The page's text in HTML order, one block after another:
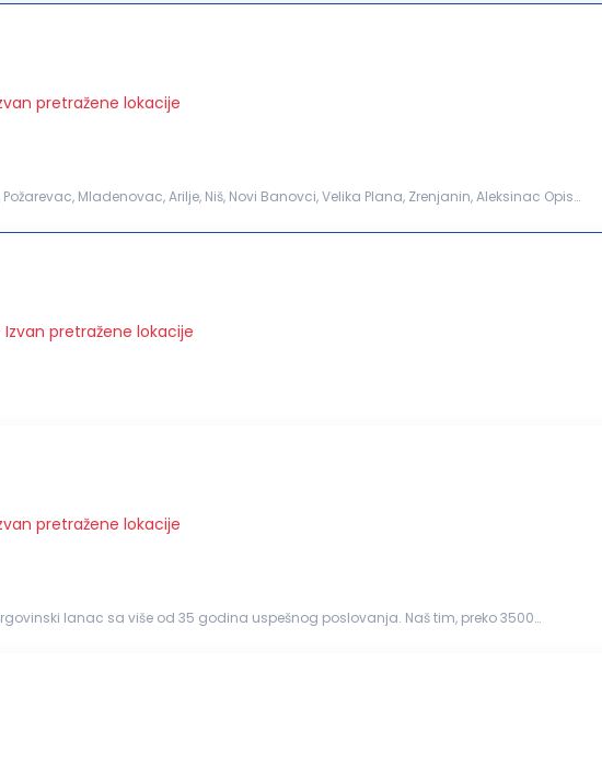
pretražene lokacije
Mladenovac, Arilje, Niš, Novi Banovci, Velika Plana, Zrenjanin, Aleksinac Opis
Izvan pretražene lokacije
pretražene lokacije
lanac sa više od 35 godina uspešnog poslovanja. Naš tim, preko 3500